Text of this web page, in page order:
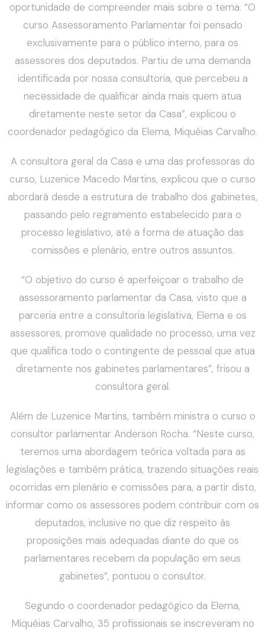
oportunidade de compreender mais sobre o tema. “O
curso Assessoramento Parlamentar foi pensado
exclusivamente para o público interno, para os
assessores dos deputados. Partiu de uma demanda
identificada por nossa consultoria, que percebeu a
necessidade de qualificar ainda mais quem atua
diretamente neste setor da Casa”, explicou o
coordenador pedagógico da Elema, Miquéias Carvalho.
A consultora geral da Casa e uma das professoras do
curso, Luzenice Macedo Martins, explicou que o curso
abordará desde a estrutura de trabalho dos gabinetes,
passando pelo regramento estabelecido para o
processo legislativo, até a forma de atuação das
comissões e plenário, entre outros assuntos.
“O objetivo do curso é aperfeiçoar o trabalho de
assessoramento parlamentar da Casa, visto que a
parceria entre a consultoria legislativa, Elema e os
assessores, promove qualidade no processo, uma vez
que qualifica todo o contingente de pessoal que atua
diretamente nos gabinetes parlamentares”, frisou a
consultora geral.
Além de Luzenice Martins, também ministra o curso o
consultor parlamentar Anderson Rocha. “Neste curso,
teremos uma abordagem teórica voltada para as
legislações e também prática, trazendo situações reais
ocorridas em plenário e comissões para, a partir disto,
informar como os assessores podem contribuir com os
deputados, inclusive no que diz respeito às
proposições mais adequadas diante do que os
parlamentares recebem da população em seus
gabinetes”, pontuou o consultor.
Segundo o coordenador pedagógico da Elema,
Miquéias Carvalho, 35 profissionais se inscreveram no